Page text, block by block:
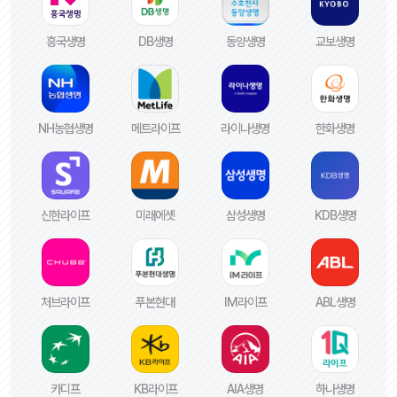
흥국생명 DB생명 동양생명 교보생명
NH농협생명 메트라이프 라이나생명 한화생명
신한라이프 미래에셋 삼성생명 KDB생명
처브라이프 푸본현대 IM라이프 ABL생명
카디프 KB라이프 AIA생명 하나생명